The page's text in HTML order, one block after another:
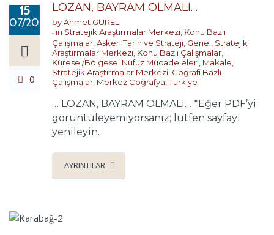
15
07/2026
0
LOZAN, BAYRAM OLMALI…
byAhmet GUREL
in Stratejik Araştırmalar Merkezi, Konu Bazlı
Çalışmalar,Askeri Tarih ve Strateji, Genel, Stratejik
Araştırmalar Merkezi, Konu Bazlı Çalışmalar,
Küresel/Bölgesel Nüfuz Mücadeleleri, Makale,
Stratejik Araştırmalar Merkezi, Coğrafi Bazlı
Çalışmalar, Merkez Coğrafya,Türkiye
… LOZAN, BAYRAM OLMALI… *Eğer PDF’yi
görüntüleyemiyorsanız; lütfen sayfayı
yenileyin.
AYRINTILAR